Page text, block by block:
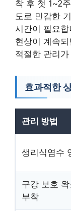
착 후 첫 1~2
도로 민감한
시간이 필요
현상이 계속
적절한 관리
효과적한
관리 방법
생리식염수
구강 보호 왁
부착